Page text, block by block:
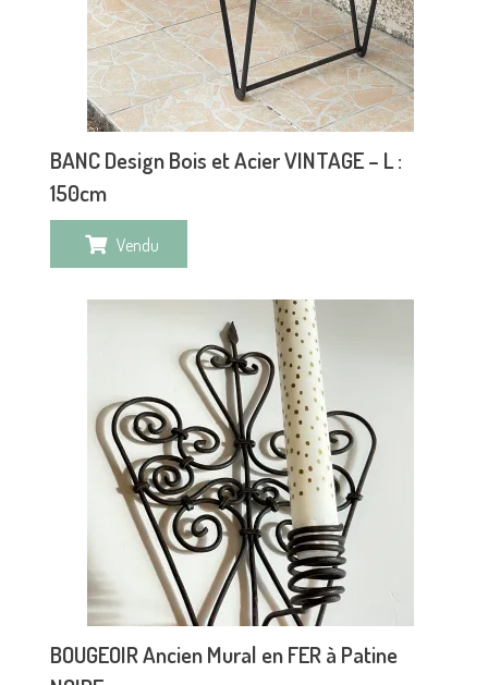
BANC Design Bois et Acier VINTAGE – L :
150cm
Vendu
BOUGEOIR Ancien Mural en FER à Patine